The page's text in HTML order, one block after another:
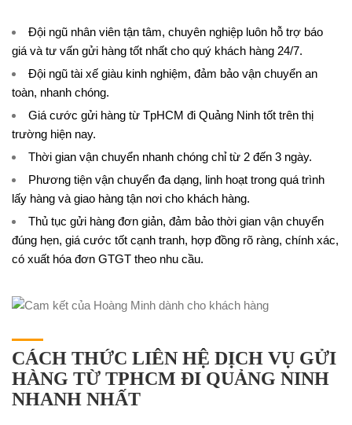
Đội ngũ nhân viên tận tâm, chuyên nghiệp luôn hỗ trợ báo
giá và tư vấn gửi hàng tốt nhất cho quý khách hàng 24/7.
Đội ngũ tài xế giàu kinh nghiệm, đảm bảo vận chuyển an
toàn, nhanh chóng.
Giá cước gửi hàng từ TpHCM đi Quảng Ninh tốt trên thị
trường hiện nay.
Thời gian vận chuyển nhanh chóng chỉ từ 2 đến 3 ngày.
Phương tiện vận chuyển đa dạng, linh hoạt trong quá trình
lấy hàng và giao hàng tận nơi cho khách hàng.
Thủ tục gửi hàng đơn giản, đảm bảo thời gian vận chuyển
đúng hẹn, giá cước tốt cạnh tranh, hợp đồng rõ ràng, chính xác,
có xuất hóa đơn GTGT theo nhu cầu.
CÁCH THỨC LIÊN HỆ DỊCH VỤ GỬI
HÀNG TỪ TPHCM ĐI QUẢNG NINH
NHANH NHẤT